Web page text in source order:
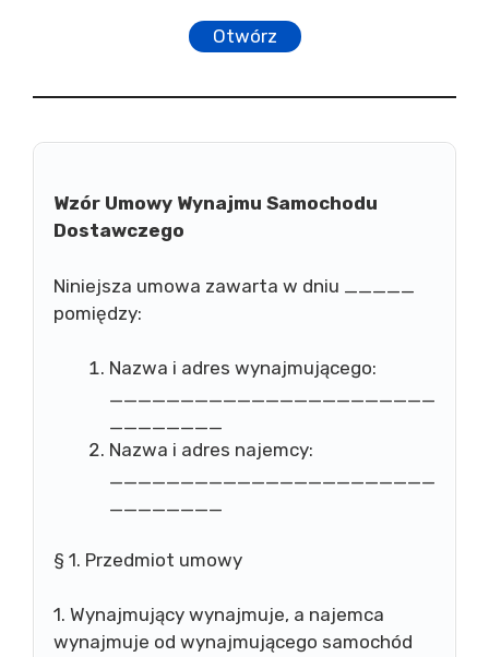
Otwórz
Wzór Umowy Wynajmu Samochodu
Dostawczego
Niniejsza umowa zawarta w dniu _____
pomiędzy:
Nazwa i adres wynajmującego:
_______________________
________
Nazwa i adres najemcy:
_______________________
________
§ 1. Przedmiot umowy
1. Wynajmujący wynajmuje, a najemca
wynajmuje od wynajmującego samochód